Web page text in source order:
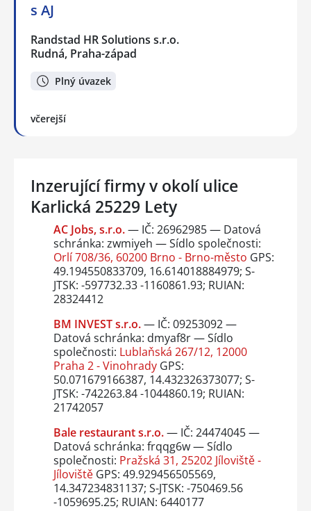
s AJ
Randstad HR Solutions s.r.o.
Rudná, Praha-západ
Plný úvazek
včerejší
Inzerující firmy v okolí ulice
Karlická 25229 Lety
AC Jobs, s.r.o.— IČ: 26962985 — Datová
schránka: zwmiyeh — Sídlo společnosti:
Orlí 708/36, 60200 Brno - Brno-město GPS:
49.194550833709, 16.614018884979; S-
JTSK: -597732.33 -1160861.93; RUIAN:
28324412
BM INVEST s.r.o.— IČ: 09253092 —
Datová schránka: dmyaf8r — Sídlo
společnosti: Lublaňská 267/12, 12000
Praha 2 - VinohradyGPS:
50.071679166387, 14.432326373077; S-
JTSK: -742263.84 -1044860.19; RUIAN:
21742057
Bale restaurant s.r.o.— IČ: 24474045 —
Datová schránka: frqqg6w — Sídlo
společnosti: Pražská 31, 25202 Jíloviště -
JílovištěGPS: 49.929456505569,
14.347234831137; S-JTSK: -750469.56
-1059695.25; RUIAN: 6440177